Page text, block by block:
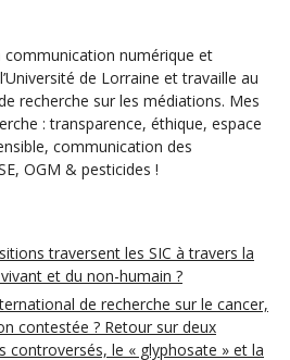
communication numérique et
de Lorraine et travaille au
recherche sur les médiations. Mes
: transparence, éthique, espace
communication des
OGM & pesticides !
traversent les SIC à travers la
et du non-humain ?
de recherche sur le cancer,
contestée ? Retour sur deux
controversés, le « glyphosate » et la